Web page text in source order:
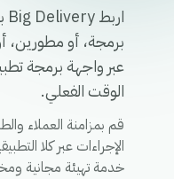
عبر واجهة برمجة
الوقت الفعلي.
خدمة تهيئة مجانية